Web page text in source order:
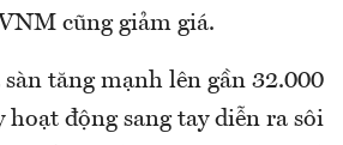
cũng giảm giá.
tăng mạnh lên gần 32.000
hoạt động sang tay diễn ra sôi